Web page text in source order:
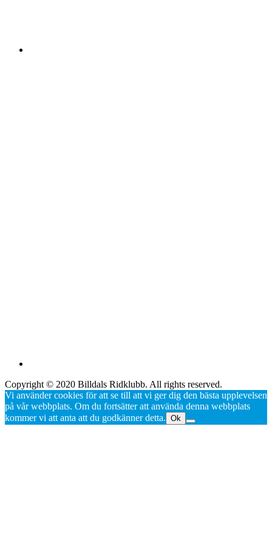
Copyright © 2020 Billdals Ridklubb. All rights reserved.
Vi använder cookies för att se till att vi ger dig den bästa upplevelsen
på vår webbplats. Om du fortsätter att använda denna webbplats
kommer vi att anta att du godkänner detta. Ok